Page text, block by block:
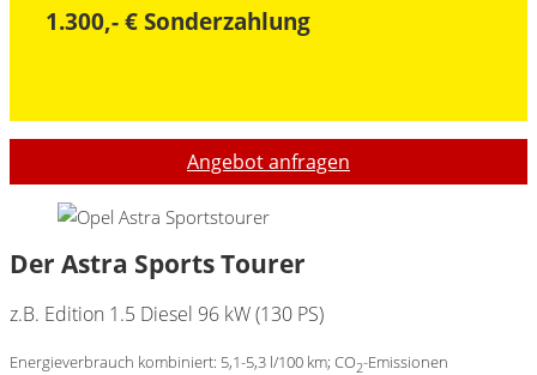
1.300,- € Sonderzahlung
Angebot anfragen
Der Astra Sports Tourer
z.B. Edition 1.5 Diesel 96 kW (130 PS)
Energieverbrauch kombiniert: 5,1-5,3 l/100 km; CO2-Emissionen